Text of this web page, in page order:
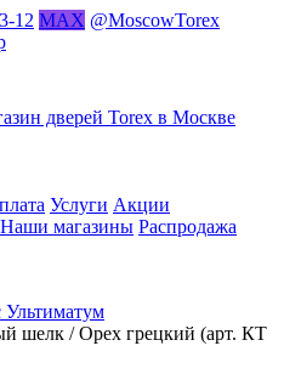
12 MAX @MoscowTorex
дверей Torex в Москве
Услуги Акции
Наши магазины Распродажа
Ультиматум
шелк / Орех грецкий (арт. КТ